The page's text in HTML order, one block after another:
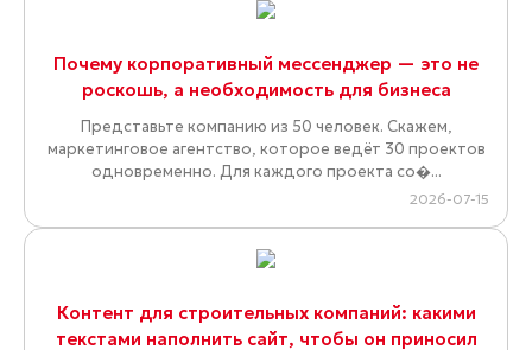
Почему корпоративный мессенджер — это не
роскошь, а необходимость для бизнеса
Представьте компанию из 50 человек. Скажем,
маркетинговое агентство, которое ведёт 30 проектов
одновременно. Для каждого проекта со�...
2026-07-15
Контент для строительных компаний: какими
текстами наполнить сайт, чтобы он приносил